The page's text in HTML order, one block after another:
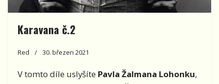
Karavana č.2
Red 30. březen 2021
V tomto díle uslyšíte Pavla Žalmana Lohonku,